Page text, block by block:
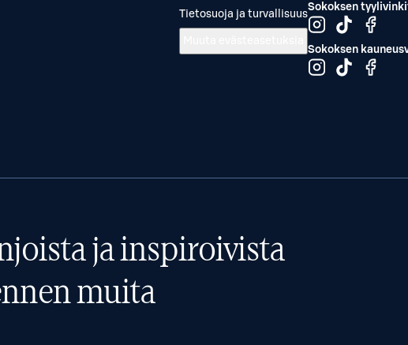
Tietosuoja ja turvallisuus
Sokoksen
Sokoksen
ja inspiroivista
muita